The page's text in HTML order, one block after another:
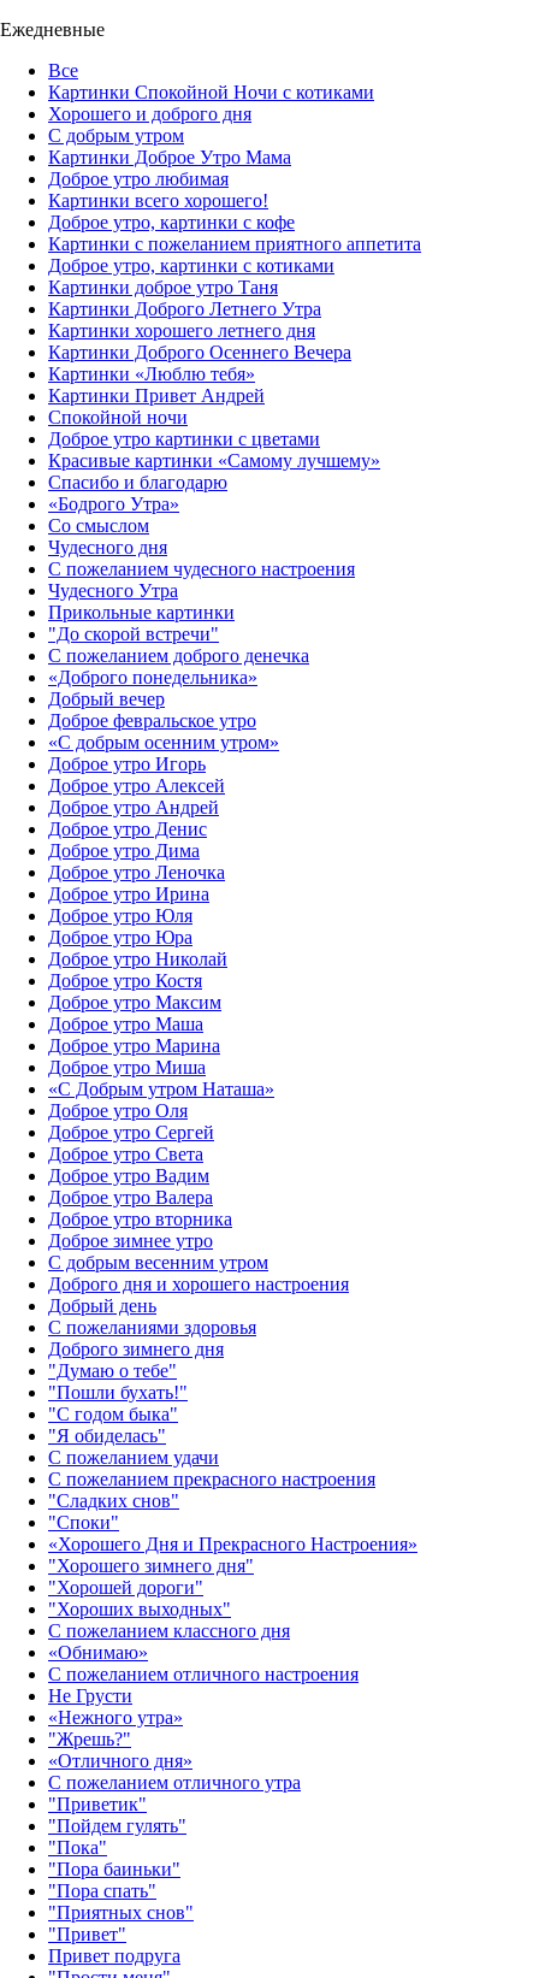
Ежедневные
Все
Картинки Спокойной Ночи с котиками
Хорошего и доброго дня
С добрым утром
Картинки Доброе Утро Мама
Доброе утро любимая
Картинки всего хорошего!
Доброе утро, картинки с кофе
Картинки с пожеланием приятного аппетита
Доброе утро, картинки с котиками
Картинки доброе утро Таня
Картинки Доброго Летнего Утра
Картинки хорошего летнего дня
Картинки Доброго Осеннего Вечера
Картинки «Люблю тебя»
Картинки Привет Андрей
Спокойной ночи
Доброе утро картинки с цветами
Красивые картинки «Самому лучшему»
Спасибо и благодарю
«‎Бодрого Утра»‎
Со смыслом
Чудесного дня
С пожеланием чудесного настроения
Чудесного Утра
Прикольные картинки
"До скорой встречи"
С пожеланием доброго денечка
«Доброго понедельника»‎
Добрый вечер
Доброе февральское утро
«С добрым осенним утром»‎
Доброе утро Игорь
Доброе утро Алексей
Доброе утро Андрей
Доброе утро Денис
Доброе утро Дима
Доброе утро Леночка
Доброе утро Ирина
Доброе утро Юля
Доброе утро Юра
Доброе утро Николай
Доброе утро Костя
Доброе утро Максим
Доброе утро Маша
Доброе утро Марина
Доброе утро Миша
«С Добрым утром Наташа»
Доброе утро Оля
Доброе утро Сергей
Доброе утро Света
Доброе утро Вадим
Доброе утро Валера
Доброе утро вторника
Доброе зимнее утро
С добрым весенним утром
Доброго дня и хорошего настроения
Добрый день
С пожеланиями здоровья
Доброго зимнего дня
"Думаю о тебе"
"Пошли бухать!"
"С годом быка"
"Я обиделась"
С пожеланием удачи
С пожеланием прекрасного настроения
"Сладких снов"
"Споки"
«Хорошего Дня и Прекрасного Настроения»
"Хорошего зимнего дня"
"Хорошей дороги"
"Хороших выходных"
С пожеланием классного дня
«Обнимаю»
С пожеланием отличного настроения
Не Грусти
«Нежного утра»‎
"Жрешь?"
«Отличного дня»‎
С пожеланием отличного утра
"Приветик"
"Пойдем гулять"
"Пока"
"Пора баиньки"
"Пора спать"
"Приятных снов"
"Привет"
Привет подруга